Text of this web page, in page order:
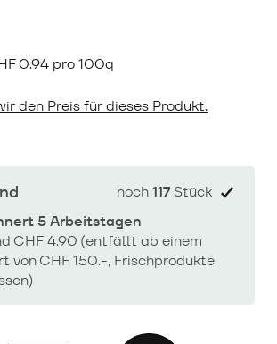
0.94 pro 100g
den Preis für dieses Produkt.
5 Arbeitstagen
CHF 4.90 (entfällt ab einem
von CHF 150.-, Frischprodukte
noch117Stück